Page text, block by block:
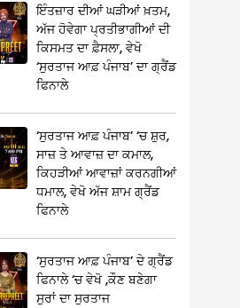
ਇੰਤਜ਼ਾਰ ਦੀਆਂ ਘੜੀਆਂ ਖ਼ਤਮ,
ਅੱਜ ਹੋਵੇਗਾ ਪ੍ਰਤੀਭਾਗੀਆਂ ਦੀ
ਕਿਸਮਤ ਦਾ ਫ਼ੈਸਲਾ, ਵੇਖੋ
‘ਸੁਰਤਾਜ ਆਫ਼ ਪੰਜਾਬ’ ਦਾ ਗ੍ਰੈਂਡ
ਫਿਨਾਲੇ
‘ਸੁਰਤਾਜ ਆਫ਼ ਪੰਜਾਬ’ ‘ਚ ਸ਼ੁਰ,
ਸਾਜ਼ ਤੇ ਆਵਾਜ਼ ਦਾ ਕਮਾਲ,
ਕਿਹੜੀਆਂ ਆਵਾਜ਼ਾਂ ਕਰਨਗੀਆਂ
ਧਮਾਲ, ਵੇਖੋ ਅੱਜ ਸ਼ਾਮ ਗ੍ਰੈਂਡ
ਫਿਨਾਲੇ
‘ਸੁਰਤਾਜ ਆਫ਼ ਪੰਜਾਬ’ ਦੇ ਗ੍ਰੈਂਡ
ਫਿਨਾਲੇ ‘ਚ ਵੇਖੋ ,ਕੌਣ ਬਣੇਗਾ
ਸੁਰਾਂ ਦਾ ਸੁਰਤਾਜ